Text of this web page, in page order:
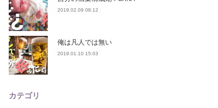
2019.02.09 08:12
俺は凡人では無い
2019.01.10 15:03
カテゴリ